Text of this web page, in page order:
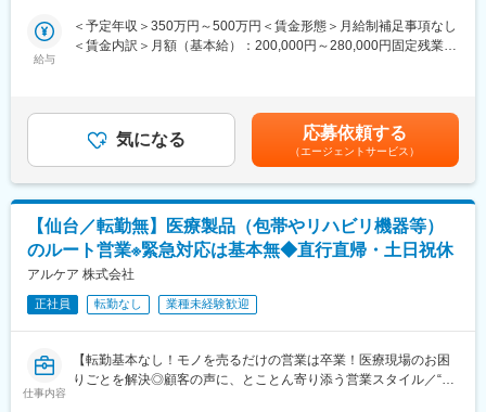
当を持ち始めた後でもOJTにて教育をしながらキャッチアップし
ていただきます。
・メイン製品である「人工透析装置用除菌洗浄剤」は国内で6割と
圧倒的なシェアを誇り、透析医療に関わる方ならほとんどの方が
ご存知です。初めて訪問する施設でもスムーズに提案できます。
■キャリアアップ：
成果や努力次第で昇給、昇格が可能となります。
20代から役職に就いているものもいるため、年齢に限らず公平な
評価制度を用意しております。
(例)モデル年収：
欠な装置であり、その装置を洗浄し清潔に保つことの重要性/需要
は高まり今後なくなることは想像しにくいものとなります。
からチャレンジできる事に加えて、メーカー直雇用という貴重な
求人となっております。IT領域へキャリアチェンジされたい方歓
お客様との仕様打合せや現地でのシステムカスタマイズも発生す
るため、社内でのデスクワークが6割、お客様先での業務が4割ほ
どとなります。また、外部のITベンダーとの打ち合わせ等もある
ため、関係者が多いのも当職種の特徴の一つとなります。
最初は一つの製品を担当いただきシステムと製品専門性を高めて
頂きますが、経験に応じて他のシステムや対応範囲を広げて頂き
ます。
【ポジションの魅力】
・長期間の研修を用意しているため職種未経験＆技術的な知識が
を通して最新の技術に触れることが可能です。
・正社員登用は前提の採用です。就業態度に問題がなければ原則
給与
＜予定年収＞350万円～500万円＜賃金形態＞月給制補足事項なし
＜賃金内訳＞月額（基本給）：200,000円～280,000円固定残業手
＞※給与詳細は、年齢・スキルを考慮し決定します。■昇給：年1
回■賞与：年2回賃金はあくまでも目安の金額であり、選考を通じ
て上下する可能性があります。月給(月額)は固定手当を含めた表記
です。
気になる 応募依頼する
（エージェントサービス）
【仙台／転勤無】医療製品（包帯やリハビリ機器等）
のルート営業※緊急対応は基本無◆直行直帰・土日祝休
アルケア 株式会社
正社員 転勤なし 業種未経験歓迎
仕事内容
【転勤基本なし！モノを売るだけの営業は卒業！医療現場のお困
りごとを解決◎顧客の声に、とことん寄り添う営業スタイル／“ベ